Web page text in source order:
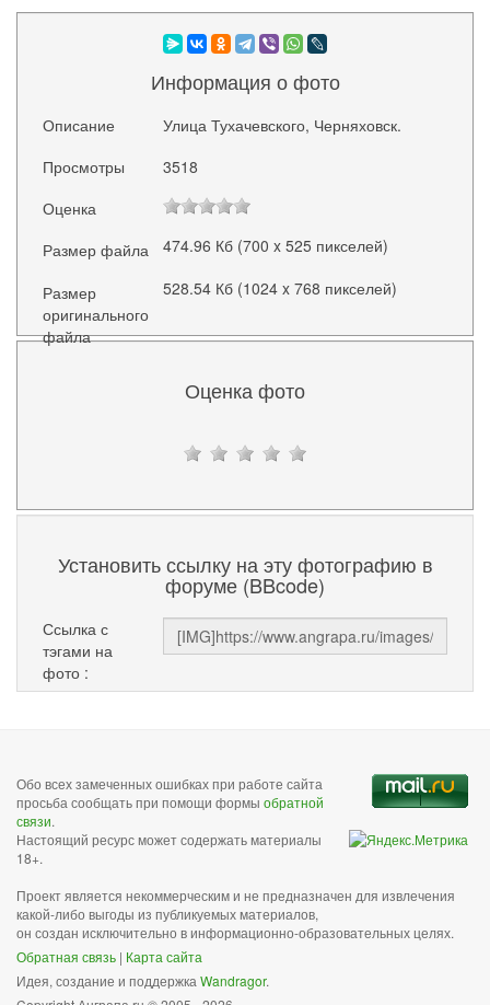
Информация о фото
Описание
Улица Тухачевского, Черняховск.
Просмотры
3518
Оценка
Размер файла
474.96 Кб (700 x 525 пикселей)
Размер
оригинального
файла
528.54 Кб (1024 x 768 пикселей)
Оценка фото
Установить ссылку на эту фотографию в
форуме (BBcode)
Ссылка с
тэгами на
фото :
Обо всех замеченных ошибках при работе сайта
просьба сообщать при помощи формы обратной
связи.
Настоящий ресурс может содержать материалы
18+.
Проект является некоммерческим и не предназначен для извлечения
какой-либо выгоды из публикуемых материалов,
он создан исключительно в информационно-образовательных целях.
Обратная связь | Карта сайта
Идея, создание и поддержка Wandragor.